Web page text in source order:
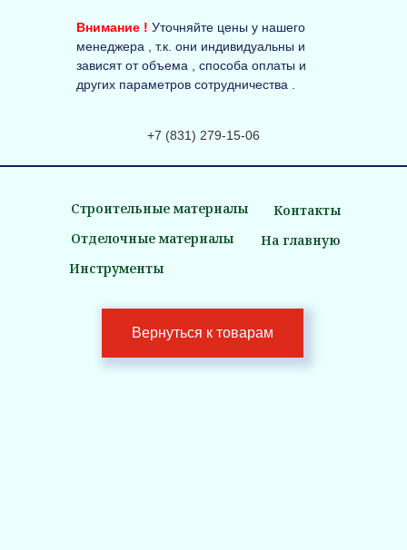
Внимание ! Уточняйте цены у нашего
менеджера , т.к. они индивидуальны и
зависят от объема , способа оплаты и
других параметров сотрудничества .
Вернуться к товарам
Строительные материалы
Отделочные материалы
Инструменты
На главную
Контакты
+7 (831) 279-15-06